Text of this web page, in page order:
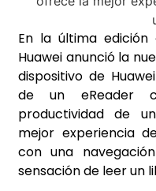
En la última edición
Huawei anunció la
dispositivo de
de un eReader
productividad de
mejor experiencia
con una
sensación de leer un